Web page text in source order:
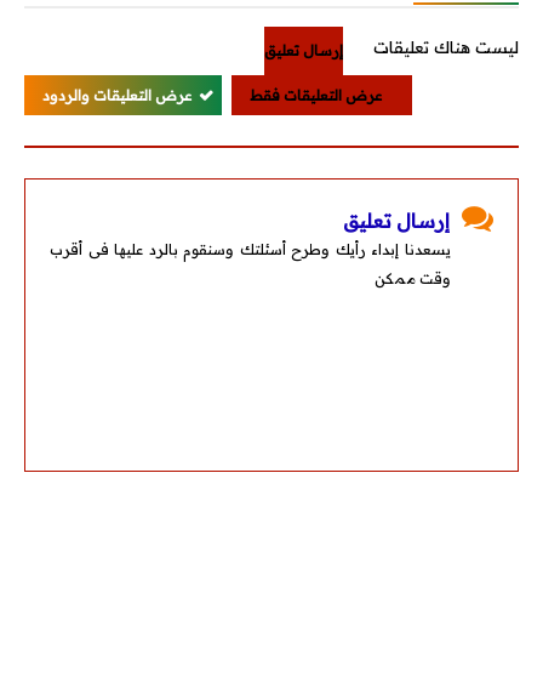
ليست هناك تعليقات إرسال تعليق
عرض التعليقات فقط عرض التعليقات والردود
إرسال تعليق
يسعدنا إبداء رأيك وطرح أسئلتك وسنقوم بالرد عليها فى أقرب
وقت ممكن